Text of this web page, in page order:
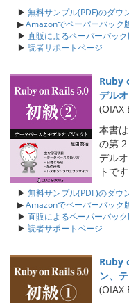
▶ 無料サンプル(PDF)のダウ
▶Amazonでペーパーバック
▶ 直販によるペーパーバッ
▶ 読者サポートページ
Ruby
デル
(OIAX
本書
の第
デル
トです
▶ 無料サンプル(PDF)のダウ
▶Amazonでペーパーバック
▶ 直販によるペーパーバッ
▶ 読者サポートページ
Ruby
ン、
(OIAX